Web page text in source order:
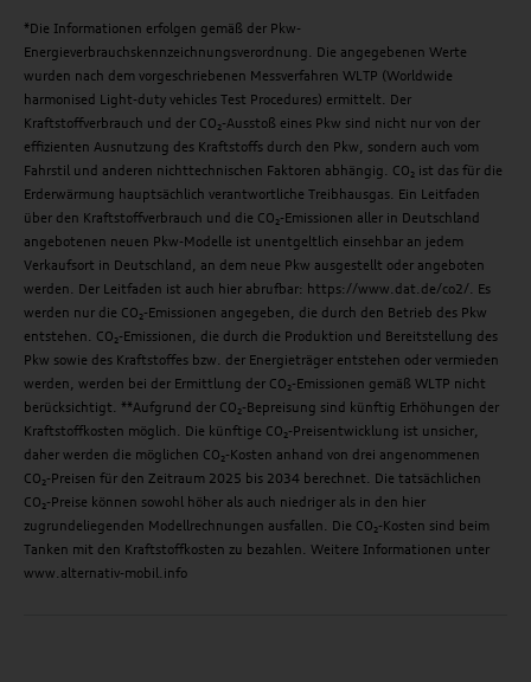
*Die Informationen erfolgen gemäß der Pkw-
Energieverbrauchskennzeichnungsverordnung. Die angegebenen Werte
wurden nach dem vorgeschriebenen Messverfahren WLTP (Worldwide
harmonised Light-duty vehicles Test Procedures) ermittelt. Der
Kraftstoffverbrauch und der CO₂-Ausstoß eines Pkw sind nicht nur von der
effizienten Ausnutzung des Kraftstoffs durch den Pkw, sondern auch vom
Fahrstil und anderen nichttechnischen Faktoren abhängig. CO₂ ist das für die
Erderwärmung hauptsächlich verantwortliche Treibhausgas. Ein Leitfaden
über den Kraftstoffverbrauch und die CO₂-Emissionen aller in Deutschland
angebotenen neuen Pkw-Modelle ist unentgeltlich einsehbar an jedem
Verkaufsort in Deutschland, an dem neue Pkw ausgestellt oder angeboten
werden. Der Leitfaden ist auch hier abrufbar: https://www.dat.de/co2/. Es
werden nur die CO₂-Emissionen angegeben, die durch den Betrieb des Pkw
entstehen. CO₂-Emissionen, die durch die Produktion und Bereitstellung des
Pkw sowie des Kraftstoffes bzw. der Energieträger entstehen oder vermieden
werden, werden bei der Ermittlung der CO₂-Emissionen gemäß WLTP nicht
berücksichtigt. **Aufgrund der CO₂-Bepreisung sind künftig Erhöhungen der
Kraftstoffkosten möglich. Die künftige CO₂-Preisentwicklung ist unsicher,
daher werden die möglichen CO₂-Kosten anhand von drei angenommenen
CO₂-Preisen für den Zeitraum 2025 bis 2034 berechnet. Die tatsächlichen
CO₂-Preise können sowohl höher als auch niedriger als in den hier
zugrundeliegenden Modellrechnungen ausfallen. Die CO₂-Kosten sind beim
Tanken mit den Kraftstoffkosten zu bezahlen. Weitere Informationen unter
www.alternativ-mobil.info